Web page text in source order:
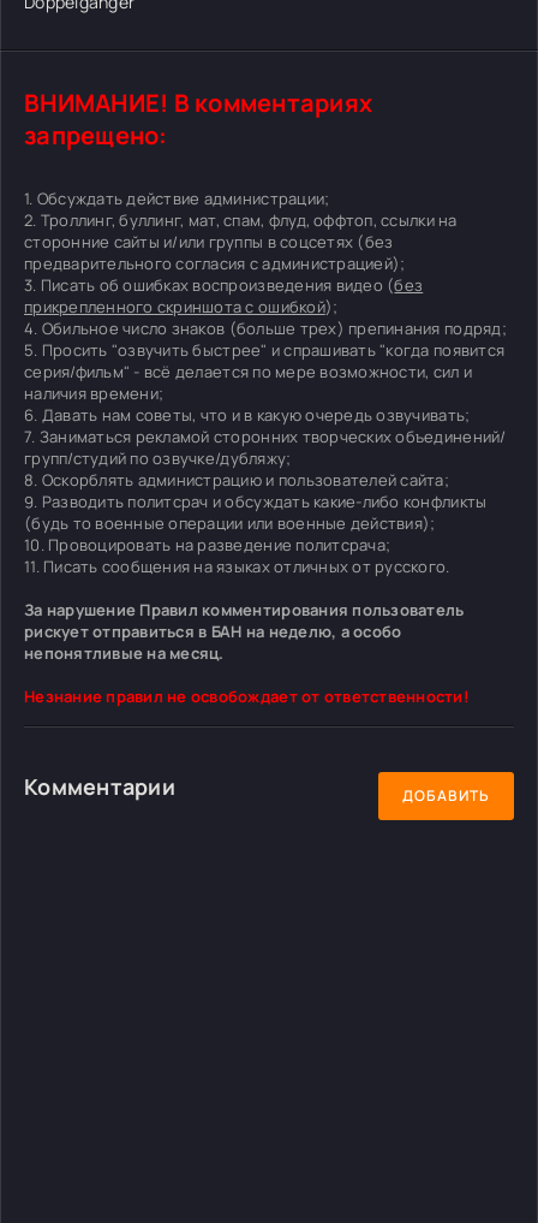
ВНИМАНИЕ! В комментариях
запрещено:
1. Обсуждать действие администрации;
2. Троллинг, буллинг, мат, спам, флуд, оффтоп, ссылки на
сторонние сайты и/или группы в соцсетях (без
предварительного согласия с администрацией);
3. Писать об ошибках воспроизведения видео (без
прикрепленного скриншота с ошибкой);
4. Обильное число знаков (больше трех) препинания подряд;
5. Просить "озвучить быстрее" и спрашивать "когда появится
серия/фильм" - всё делается по мере возможности, сил и
наличия времени;
6. Давать нам советы, что и в какую очередь озвучивать;
7. Заниматься рекламой сторонних творческих объединений/
групп/студий по озвучке/дубляжу;
8. Оскорблять администрацию и пользователей сайта;
9. Разводить политсрач и обсуждать какие-либо конфликты
(будь то военные операции или военные действия);
10. Провоцировать на разведение политсрача;
11. Писать сообщения на языках отличных от русского.
За нарушение Правил комментирования пользователь
рискует отправиться в БАН на неделю, а особо
непонятливые на месяц.
Незнание правил не освобождает от ответственности!
Комментарии ДОБАВИТЬ